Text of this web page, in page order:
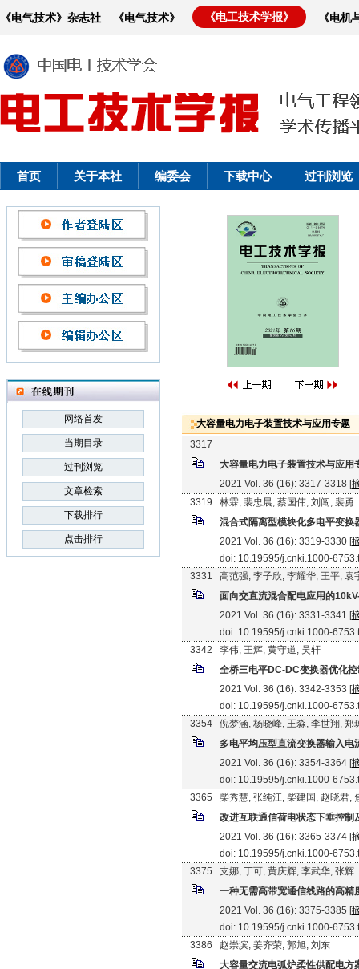
《电气技术》杂志社 《电气技术》 《电工技术学报》 《电
首页 关于本社 编委会 下载中心 过刊浏览
网络首发
当期目录
过刊浏览
文章检索
下载排行
点击排行
大容量电力电子装置技术与应用专题
3317
大容量电力电子装置技术与应用
2021 Vol. 36 (16): 3317-3318 [
3319
林霖, 裴忠晨, 蔡国伟, 刘闯, 裴勇
混合式隔离型模块化多电平变换
2021 Vol. 36 (16): 3319-3330 [
doi: 10.19595/j.cnki.1000-
3331
高范强, 李子欣, 李耀华, 王平, 袁
面向交直流混合配电应用的
2021 Vol. 36 (16): 3331-3341 [
doi: 10.19595/j.cnki.1000-
3342
李伟, 王辉, 黄守道, 吴轩
全桥三电平DC-DC变换器优化
2021 Vol. 36 (16): 3342-3353 [
doi: 10.19595/j.cnki.1000-
3354
倪梦涵, 杨晓峰, 王淼, 李世翔, 郑
多电平均压型直流变换器输入电
2021 Vol. 36 (16): 3354-3364 [
doi: 10.19595/j.cnki.1000-
3365
柴秀慧, 张纯江, 柴建国, 赵晓君,
改进互联通信荷电状态下垂控制
2021 Vol. 36 (16): 3365-3374 [
doi: 10.19595/j.cnki.1000-
3375
支娜, 丁可, 黄庆辉, 李武华, 张辉
一种无需高带宽通信线路的高精
2021 Vol. 36 (16): 3375-3385 [
doi: 10.19595/j.cnki.1000-
3386
赵崇滨, 姜齐荣, 郭旭, 刘东
大容量交流电弧炉柔性供配电方